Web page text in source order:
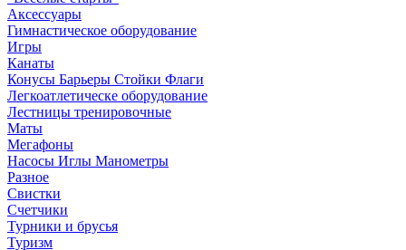
Аксессуары
Гимнастическое оборудование
Игры
Канаты
Конусы Барьеры Стойки Флаги
Легкоатлетическе оборудование
Лестницы тренировочные
Маты
Мегафоны
Насосы Иглы Манометры
Разное
Свистки
Счетчики
Турники и брусья
Туризм